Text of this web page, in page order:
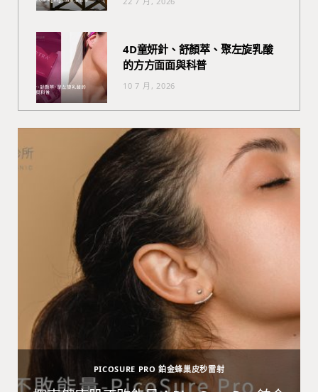
4D童妍針、舒顏萃、聚左旋乳酸
的方方面面與科普
10 7 月, 2026
PICOSURE PRO 鉑金蜂巢皮秒雷射